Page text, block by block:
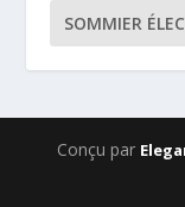
SOMMIER
Conçu par